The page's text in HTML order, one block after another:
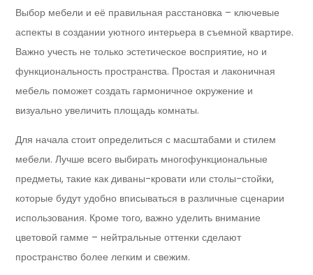
Выбор мебели и её правильная расстановка – ключевые
аспекты в создании уютного интерьера в съемной квартире.
Важно учесть не только эстетическое восприятие, но и
функциональность пространства. Простая и лаконичная
мебель поможет создать гармоничное окружение и
визуально увеличить площадь комнаты.
Для начала стоит определиться с масштабами и стилем
мебели. Лучше всего выбирать многофункциональные
предметы, такие как диваны-кровати или столы-стойки,
которые будут удобно вписываться в различные сценарии
использования. Кроме того, важно уделить внимание
цветовой гамме – нейтральные оттенки сделают
пространство более легким и свежим.